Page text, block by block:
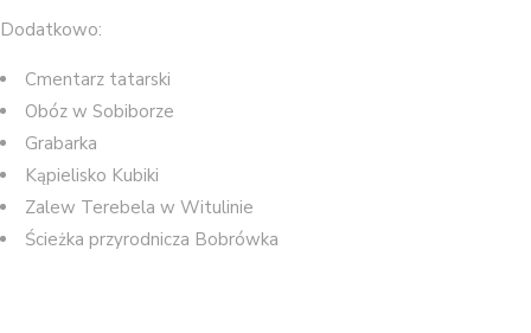
Dodatkowo:
Cmentarz tatarski
Obóz w Sobiborze
Grabarka
Kąpielisko Kubiki
Zalew Terebela w Witulinie
Ścieżka przyrodnicza Bobrówka